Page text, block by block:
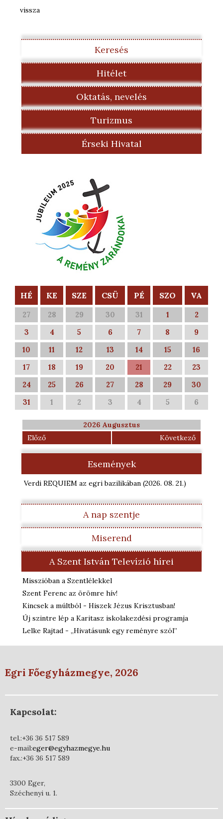
vissza
Keresés
Hitélet
Oktatás, nevelés
Turizmus
Érseki Hivatal
HÉ KE SZE CSÜ PÉ SZO VA
27 28 29 30 31 1
2
3
4 5 6 7 8
9
10
11 12 13 14 15
16
17
18 19 20 21 22
23
24
25 26 27 28 29
30
31
1 2 3 4 5 6
2026 Augusztus
Előző
Következő
Események
Verdi REQUIEM az egri bazilikában (2026. 08. 21.)
A nap szentje
Miserend
A Szent István Televízió hírei
Misszióban a Szentlélekkel
Szent Ferenc az örömre hív!
Kincsek a múltból - Hiszek Jézus Krisztusban!
Új szintre lép a Karitasz iskolakezdési programja
Lelke Rajtad - „Hivatásunk egy reményre szól”
Egri Főegyházmegye, 2026
Kapcsolat:
tel.:+36 36 517 589
e-mail:eger@egyhazmegye.hu
fax.:+36 36 517 589
3300 Eger,
Széchenyi u. 1.